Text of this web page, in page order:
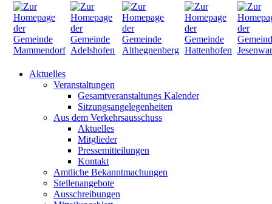
Aktuelles
Veranstaltungen
Gesamtveranstaltungs Kalender
Sitzungsangelegenheiten
Aus dem Verkehrsausschuss
Aktuelles
Mitglieder
Pressemitteilungen
Kontakt
Amtliche Bekanntmachungen
Stellenangebote
Ausschreibungen